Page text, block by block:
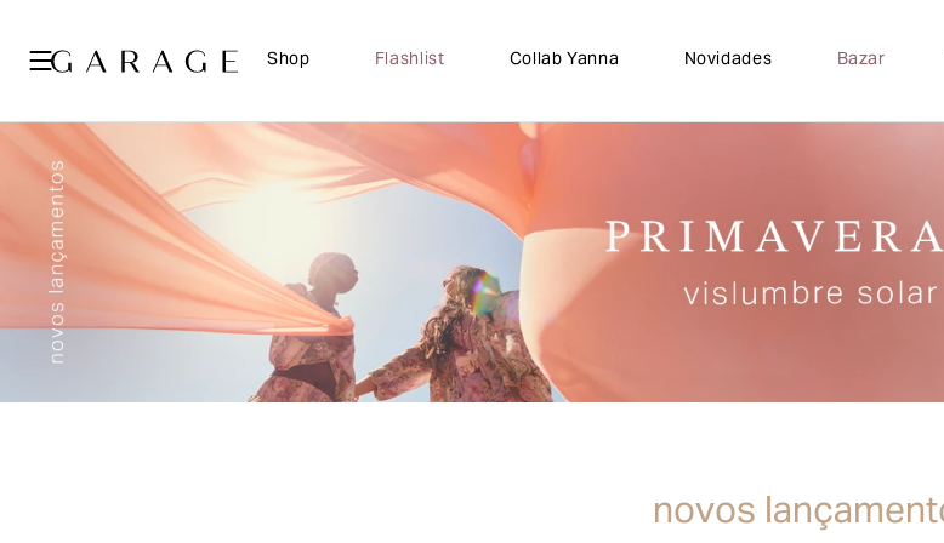
Shop Flashlist Collab Yanna Novidades Bazar
novos